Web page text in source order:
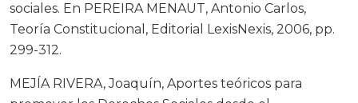
sociales. En PEREIRA MENAUT, Antonio Carlos,
Teoría Constitucional, Editorial LexisNexis, 2006, pp.
299-312.
MEJÍA RIVERA, Joaquín, Aportes teóricos para